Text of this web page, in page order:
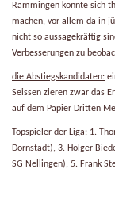
Rammingen könnte sich
machen, vor allem da in
nicht so aussagekräftig
Verbesserungen zu
die Abstiegskandidaten:
Seissen zieren zwar das
auf dem Papier Dritten
Topspieler der Liga: 1.
Dornstadt), 3. Holger
SG Nellingen), 5. Frank